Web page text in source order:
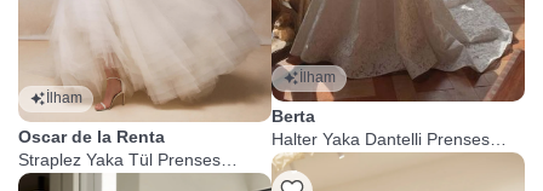
İlham
Oscar de la Renta
Straplez Yaka Tül Prenses
Gelinlik
İlham
Berta
Halter Yaka Dantelli Prenses
Gelinlik